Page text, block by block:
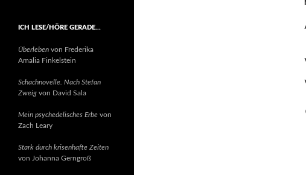
ICH LESE/HÖRE GERADE…
Überleben von Frederika
Amalia Finkelstein
Schachnovelle. Nach Stefan
Zweig von David Sala
Mein psychedelisches Erbe von
Zach Leary
Stark durch krisenhafte Zeiten
von Johanna Gerngroß